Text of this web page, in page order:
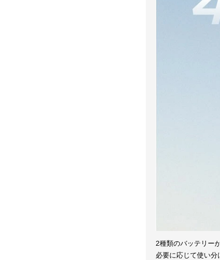
2種類のバッテリー
必要に応じて使い